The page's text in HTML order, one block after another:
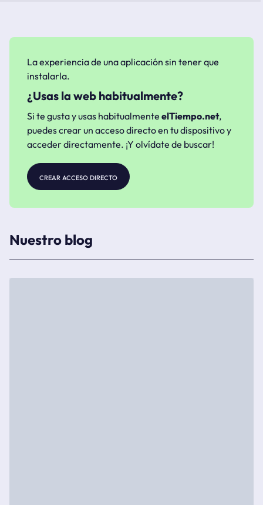
La experiencia de una aplicación sin tener que
instalarla.
¿Usas la web habitualmente?
Si te gusta y usas habitualmente elTiempo.net,
puedes crear un acceso directo en tu dispositivo y
acceder directamente. ¡Y olvídate de buscar!
crear acceso directo
Nuestro blog